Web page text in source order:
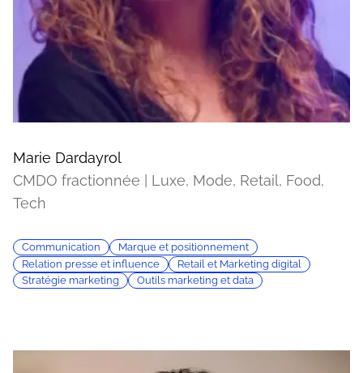
Marie Dardayrol
CMDO fractionnée | Luxe, Mode, Retail, Food,
Tech
Communication
Marque et positionnement
Relation presse et influence
Retail et Marketing digital
Stratégie marketing
Outils marketing et data